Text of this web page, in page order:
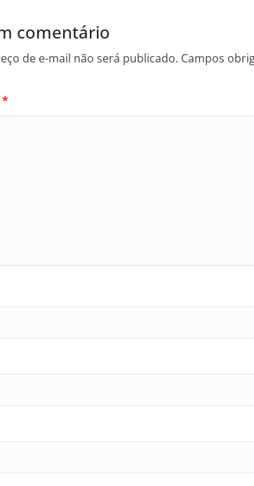
comentário
de e-mail não será publicado. Campos
*